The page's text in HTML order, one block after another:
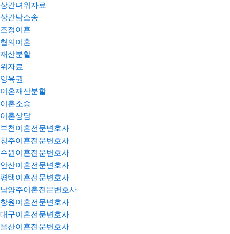
상간녀위자료
상간남소송
조정이혼
협의이혼
재산분할
위자료
양육권
이혼재산분할
이혼소송
이혼상담
부천이혼전문변호사
청주이혼전문변호사
수원이혼전문변호사
안산이혼전문변호사
평택이혼전문변호사
남양주이혼전문변호사
창원이혼전문변호사
대구이혼전문변호사
울산이혼전문변호사